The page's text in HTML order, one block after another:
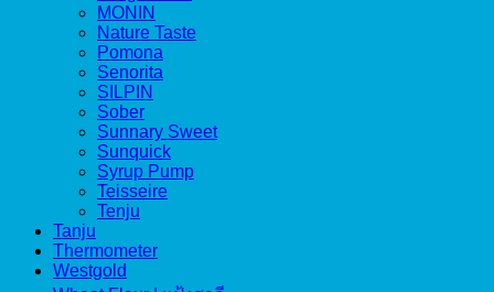
MONIN
Nature Taste
Pomona
Senorita
SILPIN
Sober
Sunnary Sweet
Sunquick
Syrup Pump
Teisseire
Tenju
Tanju
Thermometer
Westgold